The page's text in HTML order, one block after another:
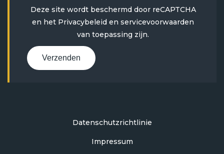
Deze site wordt beschermd door reCAPTCHA
en het Privacybeleid en servicevoorwaarden
van toepassing zijn.
Verzenden
Datenschutzrichtlinie
Impressum